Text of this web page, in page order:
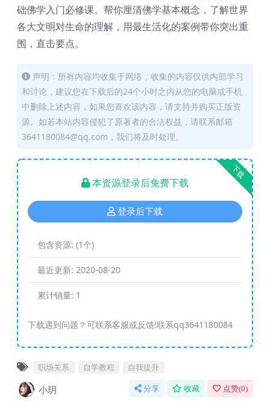
础佛学入门必修课。帮你厘清佛学基本概念，了解世界
各大文明对生命的理解，用最生活化的案例带你突出重
围，直击要点。
声明：所有内容均收集于网络，收集的内容仅供内部学习
和讨论，建议您在下载后的24个小时之内从您的电脑或手机
中删除上述内容，如果您喜欢该内容，请支持并购买正版资
源。如若本站内容侵犯了原著者的合法权益，请联系邮箱
3641180084@qq.com，我们将及时处理。
下载
本资源登录后免费下载
登录后下载
包含资源: (1个)
最近更新: 2020-08-20
累计销量: 1
下载遇到问题？可联系客服或反馈!联系qq3641180084
职场关系 自学教程 自我提升
小玥 分享 收藏 点赞(0)